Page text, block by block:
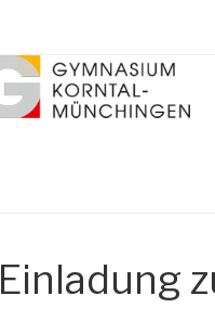
Einladung